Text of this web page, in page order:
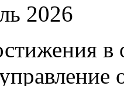
2026
в